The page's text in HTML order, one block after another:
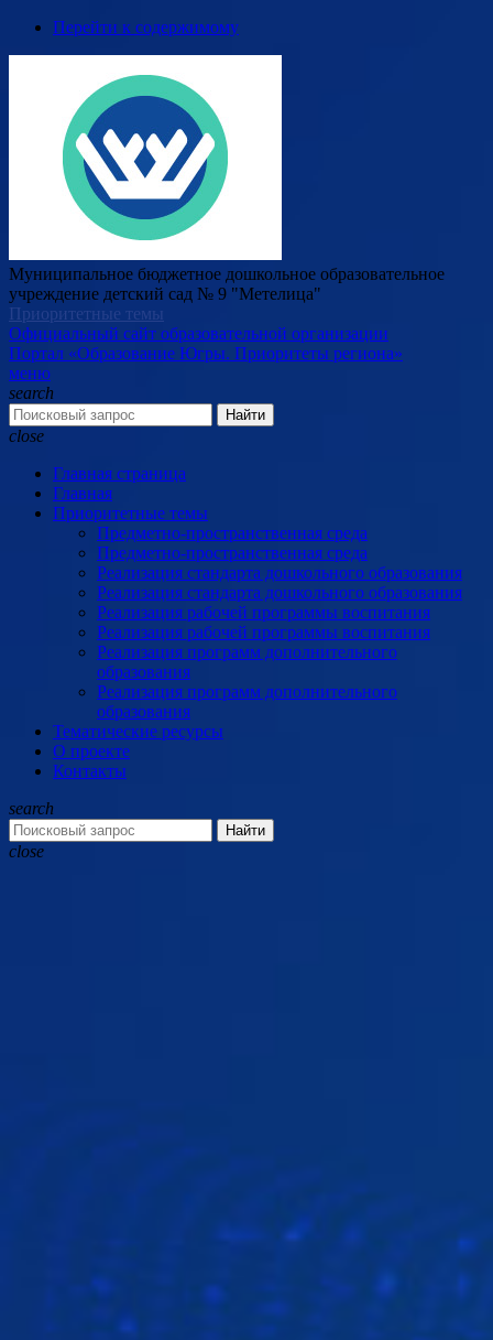
Перейти к содержимому
Муниципальное бюджетное дошкольное образовательное
учреждение детский сад № 9 "Метелица"
Приоритетные темы
Официальный сайт образовательной организации
Портал «Образование Югры. Приоритеты региона»
меню
search
Найти
close
Главная страница
Главная
Приоритетные темы
Предметно-пространственная среда
Предметно-пространственная среда
Реализация стандарта дошкольного образования
Реализация стандарта дошкольного образования
Реализация рабочей программы воспитания
Реализация рабочей программы воспитания
Реализация программ дополнительного
образования
Реализация программ дополнительного
образования
Тематические ресурсы
О проекте
Контакты
search
Найти
close